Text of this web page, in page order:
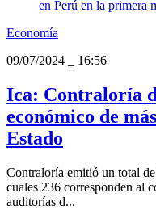
Economía
09/07/2024
16:56
Ica: Contraloría
económico de
Estado
Contraloría emitió un total
cuales 236 corresponden al
auditorías d...